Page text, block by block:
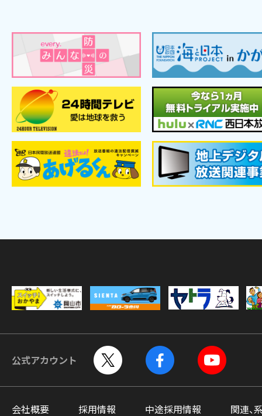
公式アカウント
会社概要 採用情報 中途採用情報 関連、